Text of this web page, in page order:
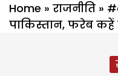
Home » राजनीति »
पाकिस्तान, फरेब कहें